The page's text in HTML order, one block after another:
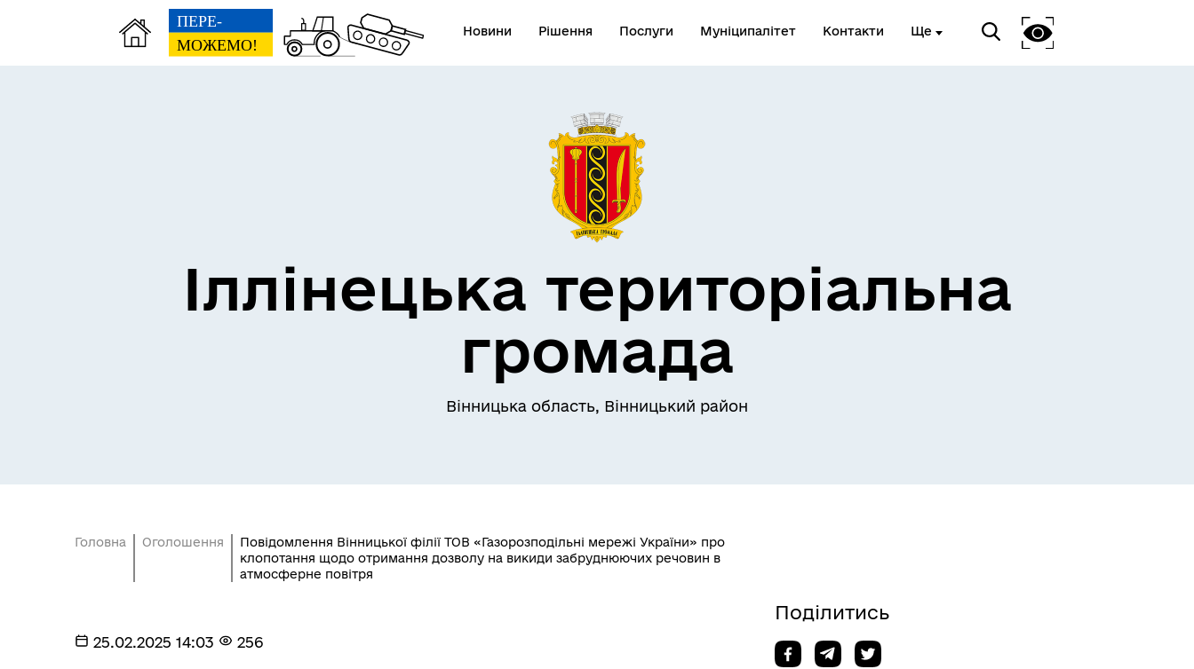
Новини Рішення Послуги Муніципалітет Контакти Ще
Іллінецька територіальна
громада
Вінницька область, Вінницький район
Головна Оголошення
Повідомлення Вінницької філії ТОВ «Газорозподільні мережі України» про
клопотання щодо отримання дозволу на викиди забруднюючих речовин в
атмосферне повітря
25.02.2025 14:03 256
Поділитись